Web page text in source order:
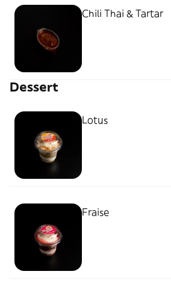
Chili Thai & Tartar
Dessert
Lotus
Fraise